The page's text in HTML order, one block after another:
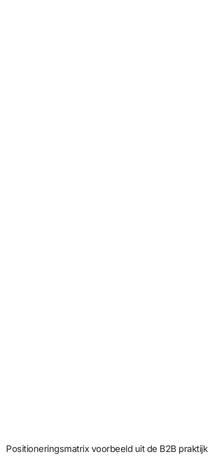
Positioneringsmatrix voorbeeld uit de B2B praktijk